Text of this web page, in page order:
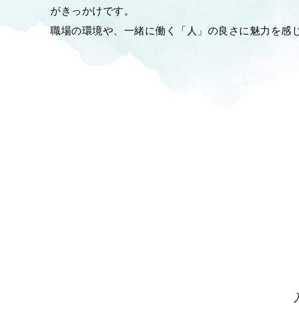
がきっかけです。
職場の環境や、一緒に働く「人」の良さに魅力を感